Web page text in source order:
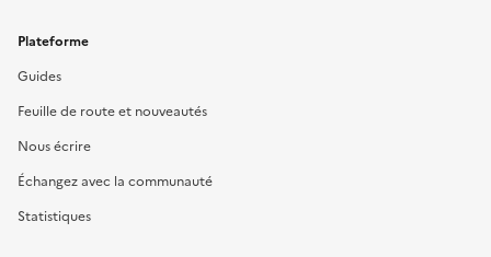
Plateforme
Guides
Feuille de route et nouveautés
Nous écrire
Échangez avec la communauté
Statistiques